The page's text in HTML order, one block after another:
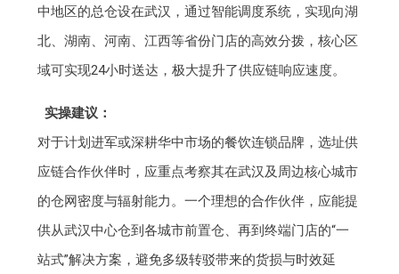
中地区的总仓设在武汉，通过智能调度系统，实现向湖
北、湖南、河南、江西等省份门店的高效分拨，核心区
域可实现24小时送达，极大提升了供应链响应速度。
实操建议：
对于计划进军或深耕华中市场的餐饮连锁品牌，选址供
应链合作伙伴时，应重点考察其在武汉及周边核心城市
的仓网密度与辐射能力。一个理想的合作伙伴，应能提
供从武汉中心仓到各城市前置仓、再到终端门店的“一
站式”解决方案，避免多级转驳带来的货损与时效延